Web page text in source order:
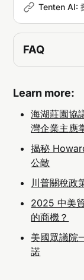
提案對台灣有
這個潛在的巨大
Tenten AI:
FAQ
《台灣保
查美台關
作持續強
《台灣國
限制台灣
Learn more:
海湖莊園協
灣企業主應
揭秘
公敵
川普關稅政
2025 中美
的商機？
美國眾議院
諾